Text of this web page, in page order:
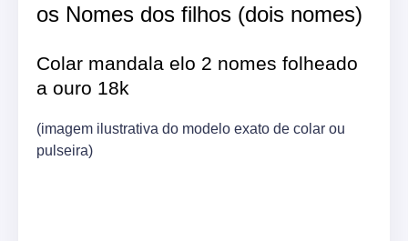
os Nomes dos filhos (dois nomes)
Colar mandala elo 2 nomes folheado
a ouro 18k
(imagem ilustrativa do modelo exato de colar ou
pulseira)